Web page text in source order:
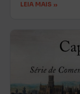
LEIA MAIS »